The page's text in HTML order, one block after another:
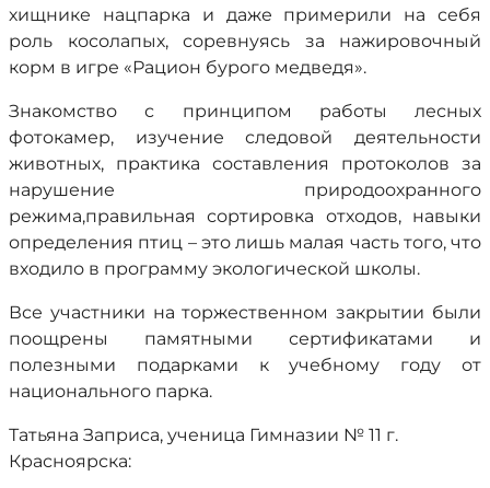
хищнике нацпарка и даже примерили на себя
роль косолапых, соревнуясь за нажировочный
корм в игре «Рацион бурого медведя».
Знакомство с принципом работы лесных
фотокамер, изучение следовой деятельности
животных, практика составления протоколов за
нарушение природоохранного
режима,правильная сортировка отходов, навыки
определения птиц – это лишь малая часть того, что
входило в программу экологической школы.
Все участники на торжественном закрытии были
поощрены памятными сертификатами и
полезными подарками к учебному году от
национального парка.
Татьяна Заприса, ученица Гимназии № 11 г.
Красноярска: